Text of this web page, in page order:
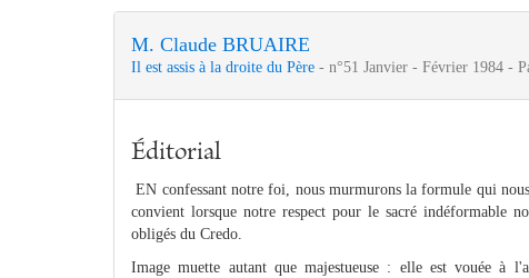
M. Claude BRUAIRE
Il est assis à la droite du Père - n°51 Janvier - Février 1984 -
Éditorial
EN confessant notre foi, nous murmurons la formule qui
convient lorsque notre respect pour le sacré indéformable
obligés du Credo.
Image muette autant que majestueuse : elle est vouée à